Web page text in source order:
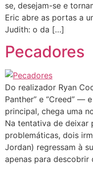
se, desejam-se e
Eric abre as portas a
Judith: o da […]
Pecadores
Do realizador Ryan
Panther” e “Creed” —
principal, chega uma
Na tentativa de deixar
problemáticas, dois
Jordan) regressam à
apenas para descobrir